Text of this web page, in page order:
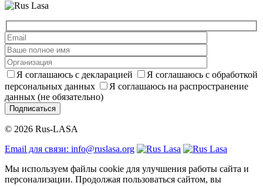
Я соглашаюсь с декларацией
Я соглашаюсь с обработкой
персональных данных
Я соглашаюсь на распространение
данных (не обязательно)
Подписаться
© 2026 Rus-LASA
Email для связи: info@ruslasa.org
Мы используем файлы cookie для улучшения работы сайта и
персонализации. Продолжая пользоваться сайтом, вы